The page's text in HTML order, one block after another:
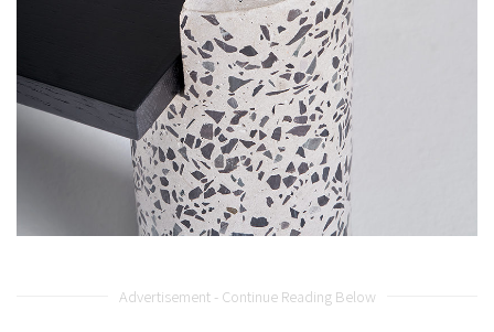
Advertisement - Continue Reading Below